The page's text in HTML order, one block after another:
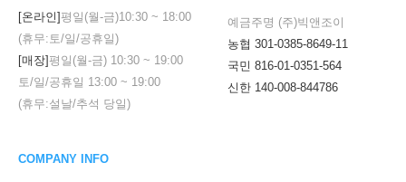
[온라인]평일(월-금)10:30 ~ 18:00
(휴무:토/일/공휴일)
[매장]평일(월-금) 10:30 ~ 19:00
토/일/공휴일 13:00 ~ 19:00
(휴무:설날/추석 당일)
예금주명 (주)빅앤조이
농협 301-0385-8649-11
국민 816-01-0351-564
신한 140-008-844786
COMPANY INFO